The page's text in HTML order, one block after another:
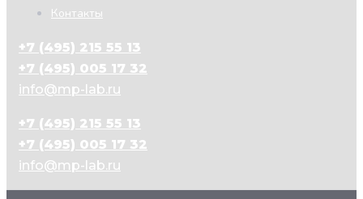
Контакты
+7 (495) 215 55 13
+7 (495) 005 17 32
info@mp-lab.ru
+7 (495) 215 55 13
+7 (495) 005 17 32
info@mp-lab.ru